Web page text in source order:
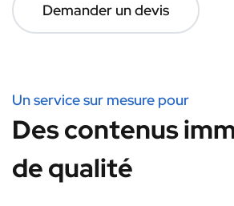
Demander un devis
Un service sur mesure pour
Des contenus
de qualité